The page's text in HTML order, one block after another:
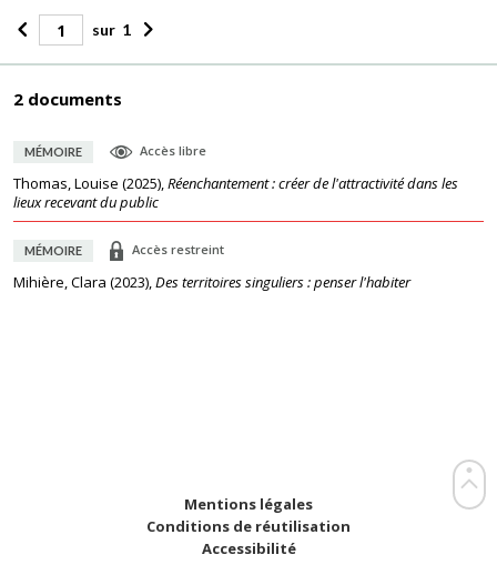
sur 1
2 documents
MÉMOIRE Accès libre
Thomas, Louise (2025),Réenchantement : créer de l'attractivité dans les
lieux recevant du public
MÉMOIRE Accès restreint
Mihière, Clara (2023),Des territoires singuliers : penser l'habiter
Mentions légales
Conditions de réutilisation
Accessibilité